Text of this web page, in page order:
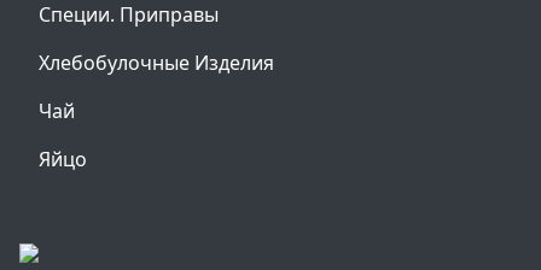
Специи. Приправы
Хлебобулочные Изделия
Чай
Яйцо